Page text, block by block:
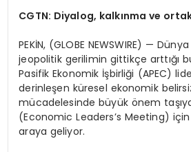
CGTN: Diyalog, kalkınma ve
PEKİN, (GLOBE NEWSWIRE) —
jeopolitik gerilimin gittikçe arttığı
Pasifik Ekonomik İşbirliği (APEC)
derinleşen küresel ekonomik
mücadelesinde büyük önem
(Economic Leaders’s Meeting)
araya geliyor.